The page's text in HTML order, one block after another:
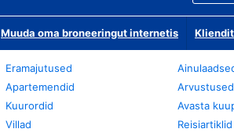
Muuda oma broneeringut internetis
Eramajutused
Apartemendid
Kuurordid
Villad
Arvustused
Avasta
Reisiartiklid